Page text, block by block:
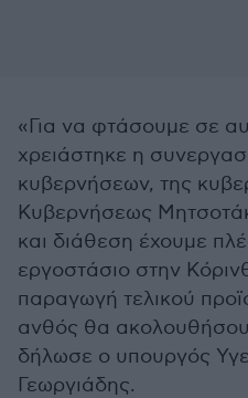
«Για να φτάσουμε σε
χρειάστηκε η
κυβερνήσεων, της
Κυβερνήσεως
και διάθεση έχουμε
εργοστάσιο στην
παραγωγή τελικού
ανθός θα
δήλωσε ο υπουργός
Γεωργιάδης.